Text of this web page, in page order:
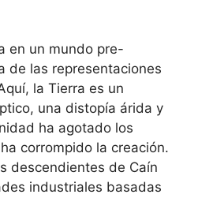
en un mundo pre-
de las representaciones
la Tierra es un
una distopía árida y
ha agotado los
corrompido la creación.
descendientes de Caín
industriales basadas